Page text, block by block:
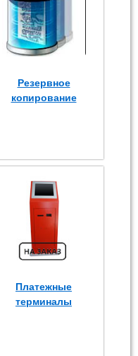
Резервное
копирование
Платежные
терминалы